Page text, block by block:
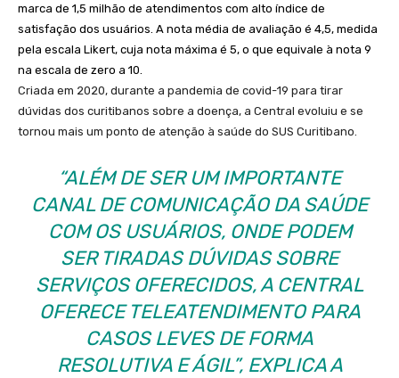
marca de 1,5 milhão de atendimentos com alto índice de
satisfação dos usuários. A nota média de avaliação é 4,5, medida
pela escala Likert, cuja nota máxima é 5, o que equivale à nota 9
na escala de zero a 10.
Criada em 2020, durante a pandemia de covid-19 para tirar
dúvidas dos curitibanos sobre a doença, a Central evoluiu e se
tornou mais um ponto de atenção à saúde do SUS Curitibano.
“ALÉM DE SER UM IMPORTANTE
CANAL DE COMUNICAÇÃO DA SAÚDE
COM OS USUÁRIOS, ONDE PODEM
SER TIRADAS DÚVIDAS SOBRE
SERVIÇOS OFERECIDOS, A CENTRAL
OFERECE TELEATENDIMENTO PARA
CASOS LEVES DE FORMA
RESOLUTIVA E ÁGIL”, EXPLICA A